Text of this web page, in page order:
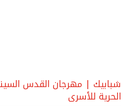
شبابيك | مهرجان القدس
الحرية للأسرى